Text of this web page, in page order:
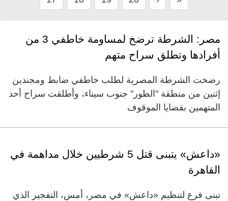
مصر: الشرطة ترضخ لمساومة خاطفي 3 من
أفرادها وتطلق سراح متهم
رضخت الشرطة المصرية لطلب خاطفي ضابط ومجندين
إثنين من منطقة "الطور" جنوب سيناء، وأطلقت سراح أحد
المتهمين بقضايا الموقوف
«داعش» يتبنى قتل 5 شرطيين خلال مداهمة في
القاهرة
تبنى فرع لتنظيم «داعش» في مصر، أمس، التفجير الذي